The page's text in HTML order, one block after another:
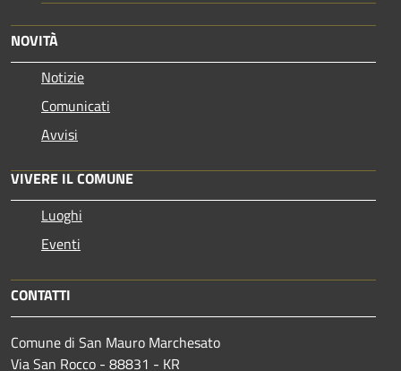
NOVITÀ
Notizie
Comunicati
Avvisi
VIVERE IL COMUNE
Luoghi
Eventi
CONTATTI
Comune di San Mauro Marchesato
Via San Rocco - 88831 - KR